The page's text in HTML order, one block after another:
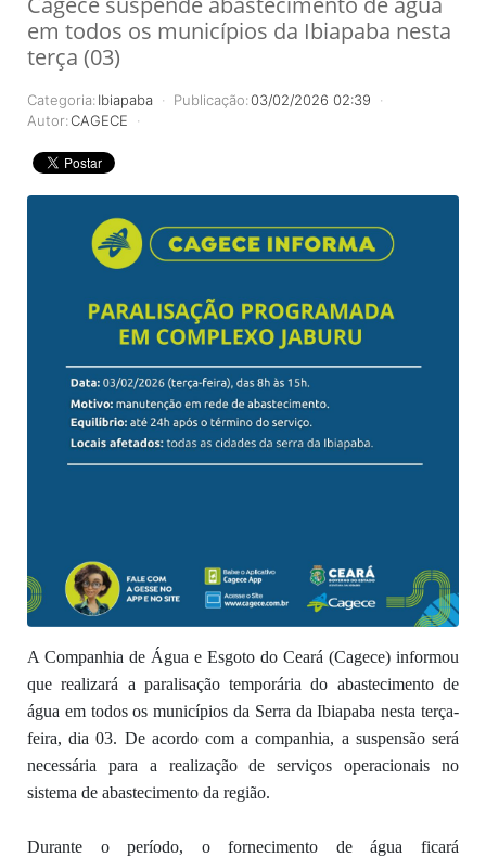
em todos os municípios da Ibiapaba nesta
terça (03)
Categoria: Ibiapaba Publicação:03/02/2026 02:39
Autor:CAGECE
A Companhia de Água e Esgoto do Ceará (Cagece) informou
que realizará a paralisação temporária do abastecimento de
água em todos os municípios da Serra da Ibiapaba nesta terça-
feira, dia 03. De acordo com a companhia, a suspensão será
necessária para a realização de serviços operacionais no
sistema de abastecimento da região.
Durante o período, o fornecimento de água ficará